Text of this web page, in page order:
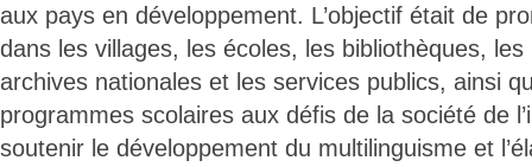
aux pays en développement. L’objectif était de
dans les villages, les écoles, les bibliothèques,
archives nationales et les services publics, ainsi
programmes scolaires aux défis de la société de
soutenir le développement du multilinguisme et